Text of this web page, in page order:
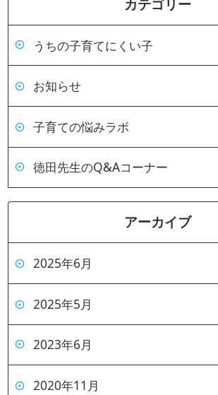
カテゴリー
うちの子育てにくい子
お知らせ
子育ての悩みラボ
徳田先生のQ&Aコーナー
アーカイブ
2025年6月
2025年5月
2023年6月
2020年11月